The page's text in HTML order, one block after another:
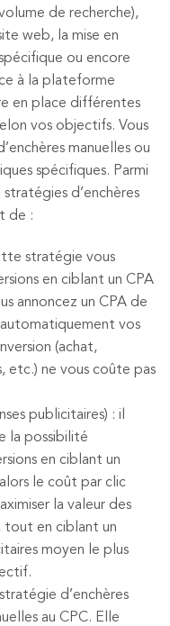
de recherche),
web, la mise en
ou encore
à la plateforme
en place différentes
vos objectifs. Vous
manuelles ou
spécifiques. Parmi
d’enchères
de :
stratégie vous
en ciblant un CPA
annoncez un CPA de
vos
(achat,
etc.) ne vous coûte pas
publicitaires) : il
la possibilité
en ciblant un
le coût par clic
la valeur des
tout en ciblant un
moyen le plus
d’enchères
au CPC. Elle